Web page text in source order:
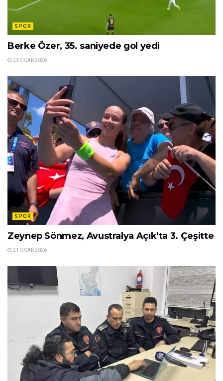
SPOR
Berke Özer, 35. saniyede gol yedi
23 OCAK 2026
SPOR
Zeynep Sönmez, Avustralya Açık’ta 3. Çeşitte
21 OCAK 2026